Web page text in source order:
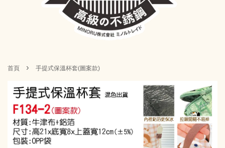
首頁 › 手提式保溫杯套(圖案款)